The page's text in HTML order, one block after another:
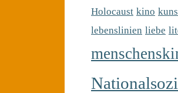
Holocaust kino
lebenslinien liebe